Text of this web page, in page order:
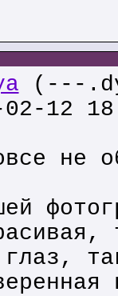
(---
12
не